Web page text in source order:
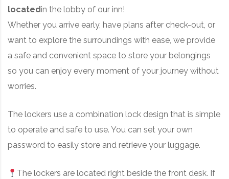
locatedin the lobby of our inn!
Whether you arrive early, have plans after check-out, or
want to explore the surroundings with ease, we provide
a safe and convenient space to store your belongings
so you can enjoy every moment of your journey without
worries.
The lockers use a combination lock design that is simple
to operate and safe to use. You can set your own
password to easily store and retrieve your luggage.
The lockers are located right beside the front desk. If